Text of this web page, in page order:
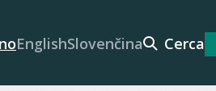
EnglishSlovenčina Cerca